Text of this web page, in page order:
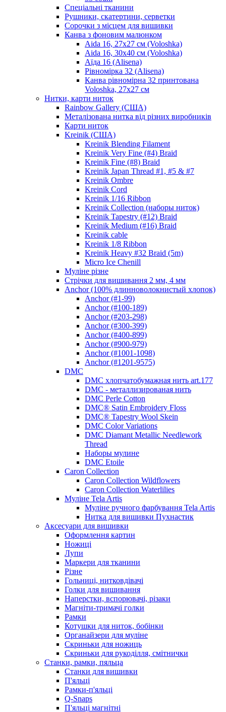
Спеціальні тканини
Рушники, скатертини, серветки
Сорочки з місцем для вишивки
Канва з фоновим малюнком
Aida 16, 27х27 см (Voloshka)
Aida 16, 30х40 см (Voloshka)
Аїда 16 (Alisena)
Рівномірка 32 (Alisena)
Канва рівномірна 32 принтована
Voloshka, 27х27 см
Нитки, карти ниток
Rainbow Gallery (США)
Металізована нитка від різних виробників
Карти ниток
Kreinik (США)
Kreinik Blending Filament
Kreinik Very Fine (#4) Braid
Kreinik Fine (#8) Braid
Kreinik Japan Thread #1, #5 & #7
Kreinik Ombre
Kreinik Cord
Kreinik 1/16 Ribbon
Kreinik Collection (наборы ниток)
Kreinik Tapestry (#12) Braid
Kreinik Medium (#16) Braid
Kreinik cable
Kreinik 1/8 Ribbon
Kreinik Heavy #32 Braid (5m)
Micro Ice Chenill
Муліне різне
Стрічки для вишивання 2 мм, 4 мм
Anchor (100% длинноволокнистый хлопок)
Anchor (#1-99)
Anchor (#100-189)
Anchor (#203-298)
Anchor (#300-399)
Anchor (#400-899)
Anchor (#900-979)
Anchor (#1001-1098)
Anchor (#1201-9575)
DMC
DMC хлопчатобумажная нить art.177
DMC - металлизированая нить
DMC Perle Cotton
DMC® Satin Embroidery Floss
DMC® Tapestry Wool Skein
DMC Color Variations
DMC Diamant Metallic Needlework
Thread
Наборы мулине
DMC Etoile
Caron Collection
Caron Collection Wildflowers
Caron Collection Waterlilies
Муліне Tela Artis
Муліне ручного фарбування Tela Artis
Нитка для вишивки Пухнастик
Аксесуари для вишивки
Оформлення картин
Ножиці
Лупи
Маркери для тканини
Різне
Гольниці, нитковдівачі
Голки для вишивання
Наперстки, вспорювачі, різаки
Магніти-тримачі голки
Рамки
Котушки для ниток, бобінки
Органайзери для муліне
Скриньки для ножиць
Скриньки для рукоділля, смітнички
Станки, рамки, пяльца
Станки для вишивки
П'яльці
Рамки-п'яльці
Q-Snaps
П'яльці магнітні